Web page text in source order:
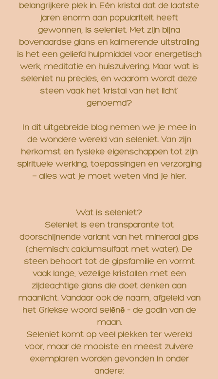
belangrijkere plek in. Eén kristal dat de laatste
jaren enorm aan populariteit heeft
gewonnen, is seleniet. Met zijn bijna
bovenaardse glans en kalmerende uitstraling
is het een geliefd hulpmiddel voor energetisch
werk, meditatie en huiszuivering. Maar wat is
seleniet nu precies, en waarom wordt deze
steen vaak het ‘kristal van het licht’
genoemd?
In dit uitgebreide blog nemen we je mee in
de wondere wereld van seleniet. Van zijn
herkomst en fysieke eigenschappen tot zijn
spirituele werking, toepassingen en verzorging
— alles wat je moet weten vind je hier.
Wat is seleniet?
Seleniet is een transparante tot
doorschijnende variant van het mineraal gips
(chemisch: calciumsulfaat met water). De
steen behoort tot de gipsfamilie en vormt
vaak lange, vezelige kristallen met een
zijdeachtige glans die doet denken aan
maanlicht. Vandaar ook de naam, afgeleid van
het Griekse woord selēnē – de godin van de
maan.
Seleniet komt op veel plekken ter wereld
voor, maar de mooiste en meest zuivere
exemplaren worden gevonden in onder
andere: